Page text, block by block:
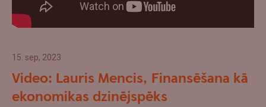
15. sep, 2023
Video: Lauris Mencis, Finansēšana kā
ekonomikas dzinējspēks